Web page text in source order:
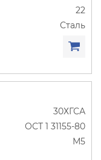
22
Сталь
30ХГСА
ОСТ 1 31155-80
М5